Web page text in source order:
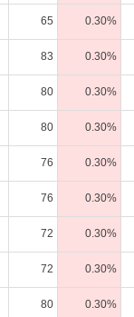
65 0.30%
83 0.30%
80 0.30%
80 0.30%
76 0.30%
76 0.30%
72 0.30%
72 0.30%
80 0.30%